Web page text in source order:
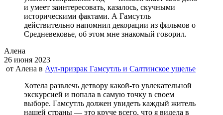
и умеет заинтересовать, казалось, скучными
историческими фактами. А Гамсутль
действительно напомнил декорации из фильмов о
Средневековье, об этом мне знакомый говорил.
Алена
26 июня 2023
от Алена в Аул-призрак Гамсутль и Салтинское ущелье
Хотела развлечь детвору какой-то увлекательной
экскурсией и попала в самую точку в своем
выборе. Гамсутль должен увидеть каждый житель
нашей страны — это круче всего, что я видела в